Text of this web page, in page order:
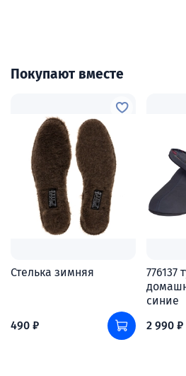
Покупают вместе
Стелька зимняя
490 ₽
776137
синие
2 990 ₽